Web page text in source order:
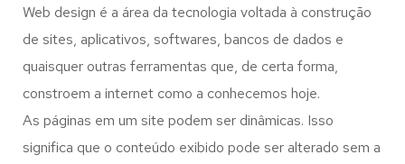
Web design é a área da tecnologia voltada à construção
de sites, aplicativos, softwares, bancos de dados e
quaisquer outras ferramentas que, de certa forma,
constroem a internet como a conhecemos hoje.
As páginas em um site podem ser dinâmicas. Isso
significa que o conteúdo exibido pode ser alterado sem a